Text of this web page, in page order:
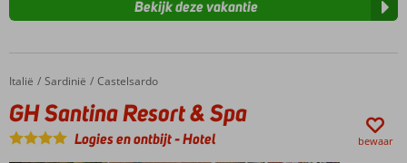
Bekijk deze vakantie
Home
Italië Sardinië Castelsardo
GH Santina Resort & Spa
GH Santina Resort & Spa
Logies en ontbijt-Hotel bewaar